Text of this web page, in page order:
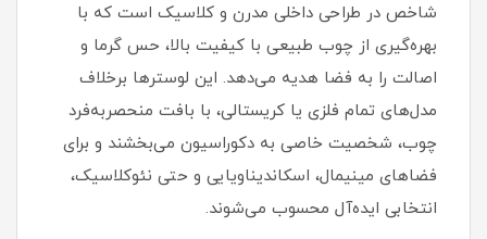
شاخص در طراحی داخلی مدرن و کلاسیک است که با
بهره‌گیری از چوب طبیعی با کیفیت بالا، حس گرما و
اصالت را به فضا هدیه می‌دهد. این لوسترها برخلاف
مدل‌های تمام فلزی یا کریستالی، با بافت منحصربه‌فرد
چوب، شخصیت خاصی به دکوراسیون می‌بخشند و برای
فضاهای مینیمال، اسکاندیناویایی و حتی نئوکلاسیک،
انتخابی ایده‌آل محسوب می‌شوند.